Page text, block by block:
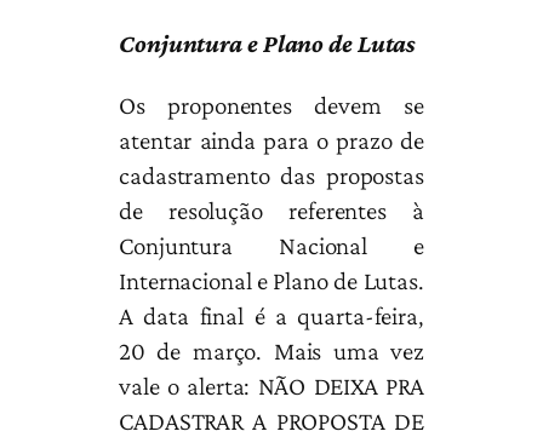
Conjuntura e Plano de Lutas
Os proponentes devem se
atentar ainda para o prazo de
cadastramento das propostas
de resolução referentes à
Conjuntura Nacional e
Internacional e Plano de Lutas.
A data final é a quarta-feira,
20 de março. Mais uma vez
vale o alerta: NÃO DEIXA PRA
CADASTRAR A PROPOSTA DE